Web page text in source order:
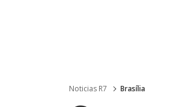
Noticias R7 Brasília